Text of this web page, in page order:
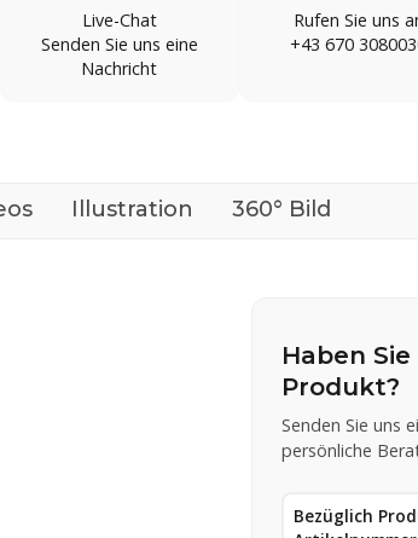
Live-Chat
Senden Sie uns eine
Nachricht
Rufen Sie uns
+43 670
Illustration 360° Bild
Haben
Produkt?
Senden Sie uns
persönliche
Bezüglich